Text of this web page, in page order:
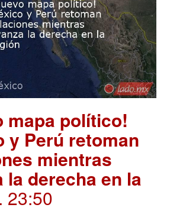
mapa político!
y Perú retoman
mientras
la derecha en la
. 23:50